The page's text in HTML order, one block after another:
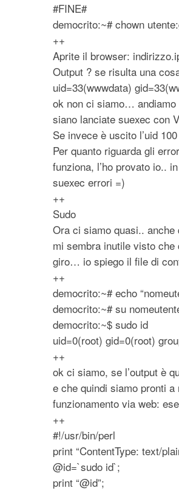
#FINE#
democrito:~# chown
++
Aprite il browser:
Output ? se risulta una
uid=33(wwwdata)
ok non ci siamo… andiamo
siano lanciate suexec con
Se invece è uscito l’uid
Per quanto riguarda gli
funziona, l’ho provato io..
suexec errori =)
++
Sudo
Ora ci siamo quasi.. anche
mi sembra inutile visto
giro… io spiego il file di
++
democrito:~# echo
democrito:~# su
democrito:~$ sudo id
uid=0(root) gid=0(root)
++
ok ci siamo, se l’output è
e che quindi siamo pronti
funzionamento via web:
++
#!/usr/bin/perl
print “ContentType: text/
@id=`sudo id`;
print “@id”;